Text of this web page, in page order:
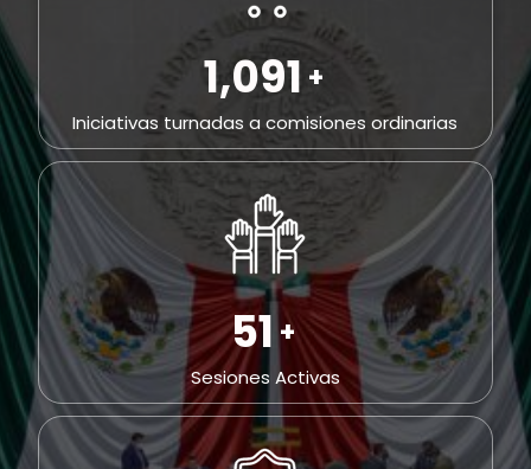
2,296+
Iniciativas turnadas a comisiones ordinarias
109 +
Sesiones Activas